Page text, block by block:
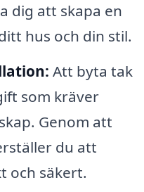
dig att skapa en
hus och din stil.
Att byta tak
som kräver
Genom att
du att
och säkert.